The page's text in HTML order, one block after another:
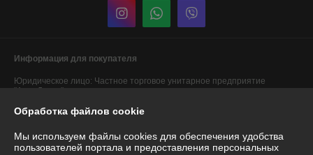
Информация для покупателя
Юридическое лицо: Частное торговое унитарное предприятие
"АннаДекор"
УНП: 290487319
Обработка файлов cookie
Мы используем файлы cookies для обеспечения удобства
пользователей портала и предоставления персональных